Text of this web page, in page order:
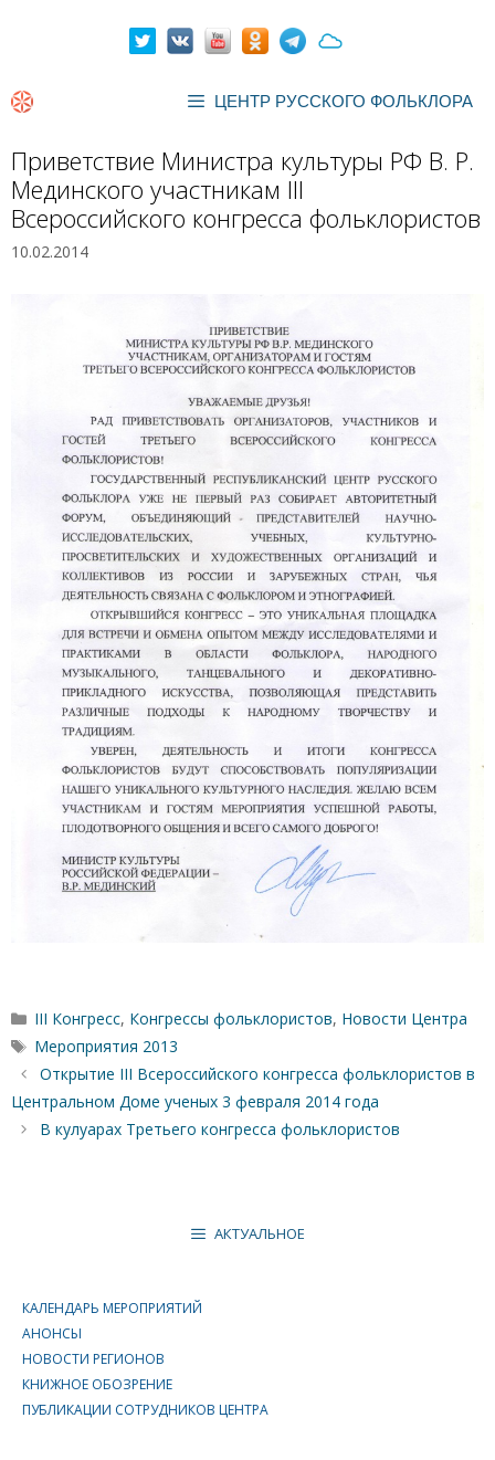
ЦЕНТР РУССКОГО ФОЛЬКЛОРА
Приветствие Министра культуры РФ В. Р.
Мединского участникам III
Всероссийского конгресса фольклористов
10.02.2014
Рубрики
III Конгресс, Конгрессы фольклористов, Новости Центра
Метки
Мероприятия 2013
Открытие III Всероссийского конгресса фольклористов в
Центральном Доме ученых 3 февраля 2014 года
В кулуарах Третьего конгресса фольклористов
АКТУАЛЬНОЕ
КАЛЕНДАРЬ МЕРОПРИЯТИЙ
АНОНСЫ
НОВОСТИ РЕГИОНОВ
КНИЖНОЕ ОБОЗРЕНИЕ
ПУБЛИКАЦИИ СОТРУДНИКОВ ЦЕНТРА